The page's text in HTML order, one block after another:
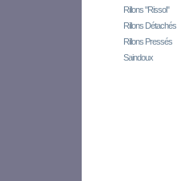
Rillons "Rissol"
Rillons Détachés
Rillons Pressés
Saindoux